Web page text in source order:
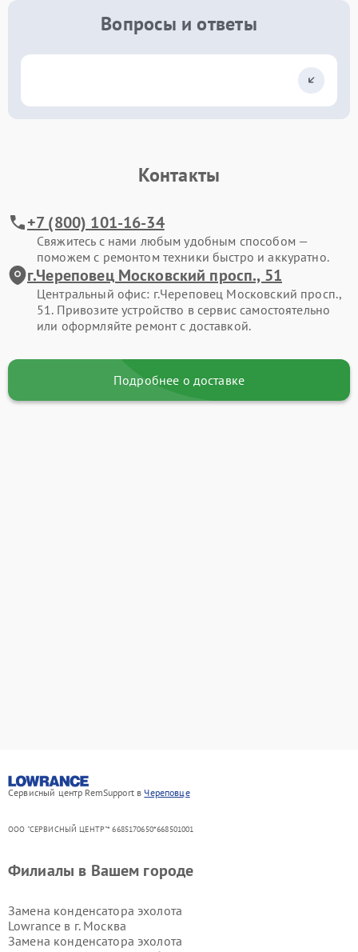
Вопросы и ответы
Контакты
+7 (800) 101-16-34
Свяжитесь с нами любым удобным способом —
поможем с ремонтом техники быстро и аккуратно.
г.Череповец Московский просп., 51
Центральный офис: г.Череповец Московский просп.,
51. Привозите устройство в сервис самостоятельно
или оформляйте ремонт с доставкой.
Подробнее о доставке
Сервисный центр RemSupport в Череповце
ООО "СЕРВИСНЫЙ ЦЕНТР"* 6685170650*668501001
Филиалы в Вашем городе
Замена конденсатора эхолота
Lowrance в г. Москва
Замена конденсатора эхолота